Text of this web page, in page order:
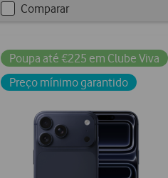
Checkbox
Comparar
Poupa até €225 em Clube Viva
Preço mínimo garantido